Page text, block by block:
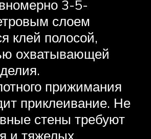
3-5-
слоем
клей полосой,
охватывающей
прижимания
приклеивание. Не
стены требуют
и тяжелых